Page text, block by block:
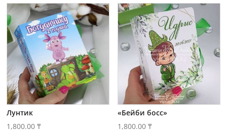
Лунтик
1,800.00₸
«Бейби босс»
1,800.00₸